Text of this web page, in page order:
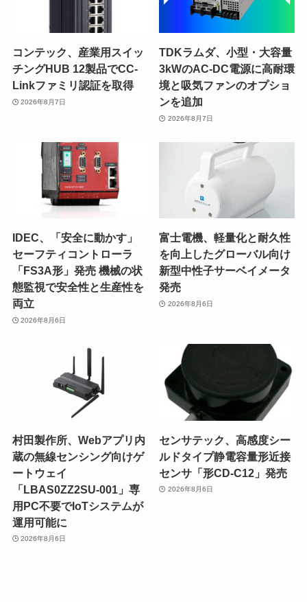
コンテック、産業用スイッ
チングHUB 12製品でCC-
Linkファミリ認証を取得
2026年8月7日
TDKラムダ、小型・大容量
3kWのAC-DC電源に高耐環
境と吸気ファンのオプショ
ンを追加
2026年8月7日
IDEC、「安全に動かす」
セーフティコントローラ
「FS3A形」発売 機械の状
態監視で安全性と生産性を
両立
2026年8月6日
富士電機、軽量化と耐久性
を向上したグローバル向け
新型中性子サーベイメータ
発売
2026年8月6日
村田製作所、Webアプリ内
蔵の無線センシング向けゲ
ートウェイ
「LBAS0ZZ2SU-001」専
用PC不要でIoTシステムが
運用可能に
2026年8月6日
センサテック、高感度シー
ルドタイプ静電容量形近接
センサ「形CD-C12」発売
2026年8月6日